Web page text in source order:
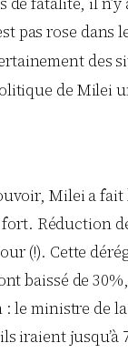
pas rose
des
de
Milei a fait
Réduction
(!). Cette
baissé de
le ministre de
iraient jusqu’à